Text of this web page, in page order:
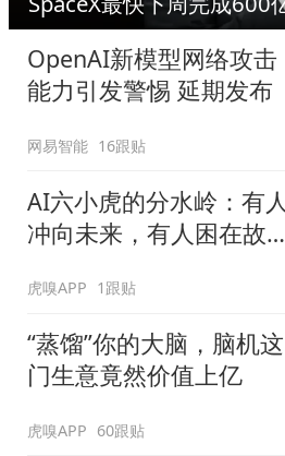
OpenAI新模型网络攻击
能力引发警惕 延期发布
网易智能 16跟贴
AI六小虎的分水岭：有人
冲向未来，有人困在故事
虎嗅APP 1跟贴
“蒸馏”你的大脑，脑机这
门生意竟然价值上亿
虎嗅APP 60跟贴